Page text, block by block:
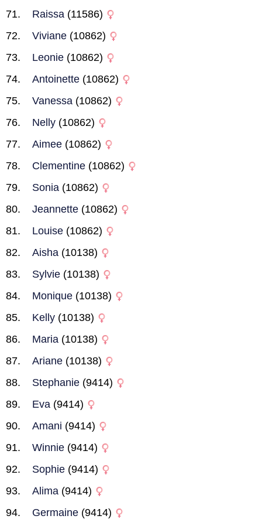
Raissa (11586)
Viviane (10862)
Leonie (10862)
Antoinette (10862)
Vanessa (10862)
Nelly (10862)
Aimee (10862)
Clementine (10862)
Sonia (10862)
Jeannette (10862)
Louise (10862)
Aisha (10138)
Sylvie (10138)
Monique (10138)
Kelly (10138)
Maria (10138)
Ariane (10138)
Stephanie (9414)
Eva (9414)
Amani (9414)
Winnie (9414)
Sophie (9414)
Alima (9414)
Germaine (9414)